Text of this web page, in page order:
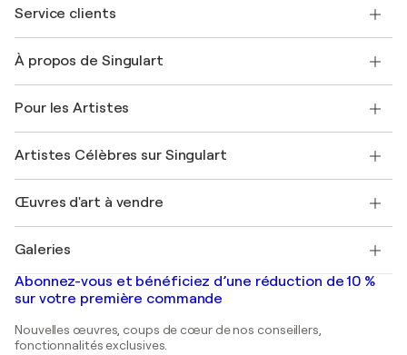
Service clients
Expédition
Offrir une carte cadeau
Rejoignez notre programme commercial
Mon compte
+33 1 76 44 06 42
À propos de Singulart
FAQ
Magazine Singulart
Emplois
Découvrez une sélection d'art original
Pour les Artistes
Se connecter en tant qu'Artiste
Artistes Célèbres sur Singulart
Marc Chagall
Banksy
Mr. Brainwash
Shepard Fairey
Œuvres d'art à vendre
Tableaux abstraits à vendre
Peintures de paysage
Estampes
Peintures acryliques
Galeries
Galeries d'art en France
Galeries d'art en Belgique
Abonnez-vous et bénéficiez d’une réduction de 10 %
sur votre première commande
Nouvelles œuvres, coups de cœur de nos conseillers,
fonctionnalités exclusives.